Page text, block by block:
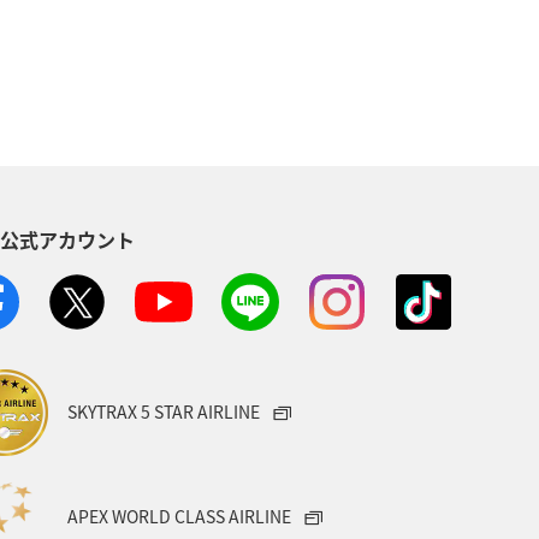
式アカウント
SKYTRAX 5 STAR AIRLINE
APEX WORLD CLASS AIRLINE